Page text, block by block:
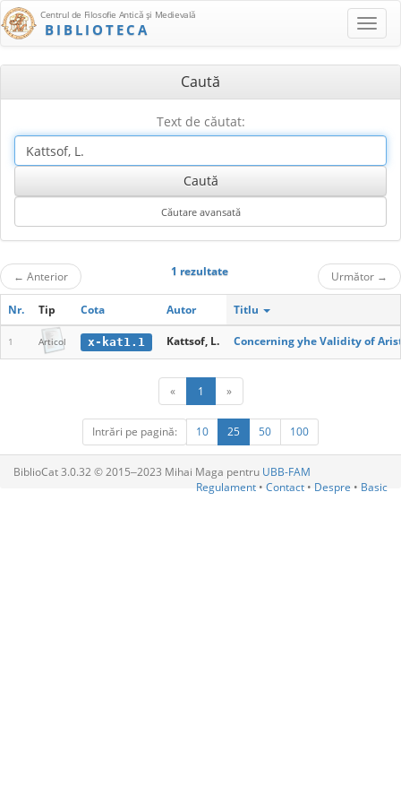
Centrul de Filosofie Antică şi Medievală
BIBLIOTECA
Caută
Text de căutat:
← Anterior 1 rezultate Următor →
Nr. Tip Cota Autor Titlu
1 Articol x-kat1.1 Kattsof, L. Concerning yhe Validity of
« 1 »
Intrări pe pagină: 10 25 50 100
BiblioCat 3.0.32 © 2015‒2023 Mihai Maga pentru UBB-FAM
Regulament • Contact • Despre • Basic